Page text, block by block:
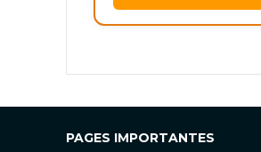
PAGES IMPORTANTES